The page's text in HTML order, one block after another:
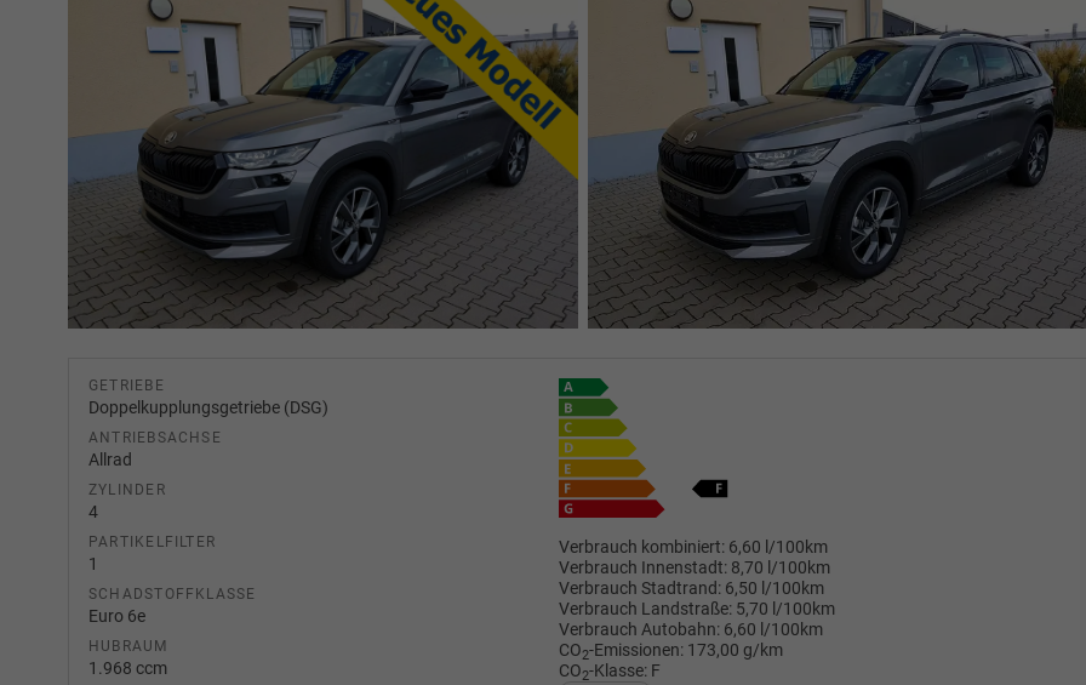
GETRIEBE
Doppelkupplungsgetriebe (DSG)
ANTRIEBSACHSE
Allrad
ZYLINDER
4
PARTIKELFILTER
1
SCHADSTOFFKLASSE
Euro 6e
HUBRAUM
1.968 ccm
Verbrauch kombiniert: 6,60 l/100km
Verbrauch Innenstadt: 8,70 l/100km
Verbrauch Stadtrand: 6,50 l/100km
Verbrauch Landstraße: 5,70 l/100km
Verbrauch Autobahn: 6,60 l/100km
CO2-Emissionen: 173,00 g/km
CO2-Klasse: F